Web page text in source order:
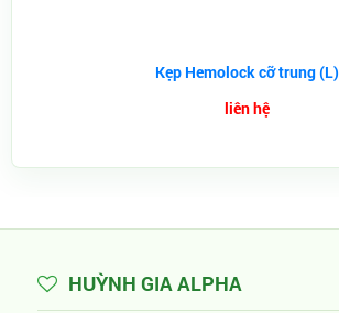
Kẹp Hemolock cỡ trung (L)
liên hệ
HUỲNH GIA ALPHA